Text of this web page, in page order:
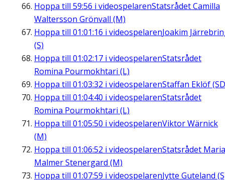
Hoppa till 59:56 i videospelarenStatsrådet Camilla
Waltersson Grönvall (M)
Hoppa till 01:01:16 i videospelarenJoakim
(S)
Hoppa till 01:02:17 i videospelarenStatsrådet
Romina Pourmokhtari (L)
Hoppa till 01:03:32 i videospelarenStaffan Eklöf
Hoppa till 01:04:40 i videospelarenStatsrådet
Romina Pourmokhtari (L)
Hoppa till 01:05:50 i videospelarenViktor Wärnick
(M)
Hoppa till 01:06:52 i videospelarenStatsrådet Maria
Malmer Stenergard (M)
Hoppa till 01:07:59 i videospelarenJytte Guteland